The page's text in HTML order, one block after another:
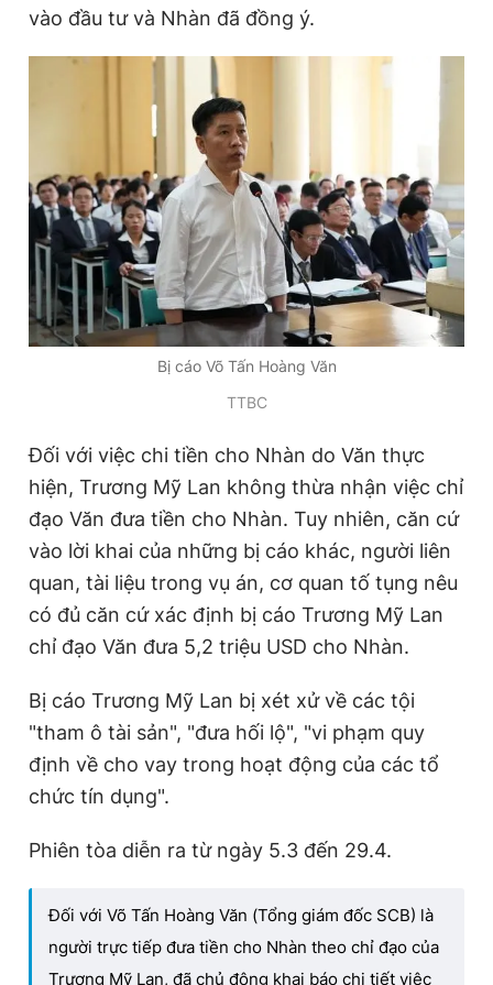
vào đầu tư và Nhàn đã đồng ý.
Bị cáo Võ Tấn Hoàng Văn
TTBC
Đối với việc chi tiền cho Nhàn do Văn thực
hiện, Trương Mỹ Lan không thừa nhận việc chỉ
đạo Văn đưa tiền cho Nhàn. Tuy nhiên, căn cứ
vào lời khai của những bị cáo khác, người liên
quan, tài liệu trong vụ án, cơ quan tố tụng nêu
có đủ căn cứ xác định bị cáo Trương Mỹ Lan
chỉ đạo Văn đưa 5,2 triệu USD cho Nhàn.
Bị cáo Trương Mỹ Lan bị xét xử về các tội
"tham ô tài sản", "đưa hối lộ", "vi phạm quy
định về cho vay trong hoạt động của các tổ
chức tín dụng".
Phiên tòa diễn ra từ ngày 5.3 đến 29.4.
Đối với Võ Tấn Hoàng Văn (Tổng giám đốc SCB) là
người trực tiếp đưa tiền cho Nhàn theo chỉ đạo của
Trương Mỹ Lan, đã chủ động khai báo chi tiết việc